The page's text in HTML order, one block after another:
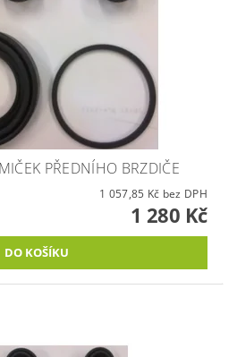
PŘEDNÍHO BRZDIČE
1 057,85 Kč bez DPH
1 280 Kč